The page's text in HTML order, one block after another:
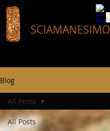
SCIAMANESIMO
Blog
All Posts
All Posts